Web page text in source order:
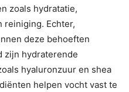
zoals hydratatie,
reiniging. Echter,
deze behoeften
zijn hydraterende
hyaluronzuur en shea
helpen vocht vast te